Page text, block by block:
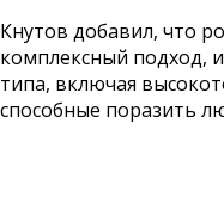
Кнутов добавил, что
комплексный подход,
типа, включая
способные поразить